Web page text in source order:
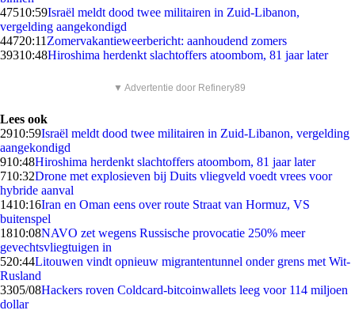
47510:59Israël meldt dood twee militairen in Zuid-Libanon,
vergelding aangekondigd
44720:11 Zomervakantieweerbericht: aanhoudend zomers
39310:48Hiroshima herdenkt slachtoffers atoombom, 81 jaar later
▼ Advertentie door Refinery89
Lees ook
2910:59Israël meldt dood twee militairen in Zuid-Libanon, vergelding
aangekondigd
910:48Hiroshima herdenkt slachtoffers atoombom, 81 jaar later
710:32Drone met explosieven bij Duits vliegveld voedt vrees voor
hybride aanval
1410:16Iran en Oman eens over route Straat van Hormuz, VS
buitenspel
1810:08NAVO zet wegens Russische provocatie 250% meer
gevechtsvliegtuigen in
520:44Litouwen vindt opnieuw migrantentunnel onder grens met Wit-
Rusland
3305/08Hackers roven Coldcard-bitcoinwallets leeg voor 114 miljoen
dollar